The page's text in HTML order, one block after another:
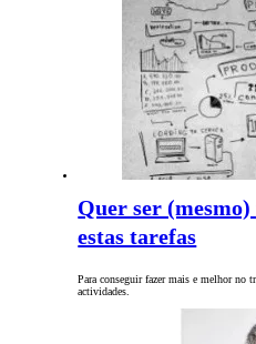
Quer ser
estas tarefas
Para conseguir fazer mais e melhor no
actividades.